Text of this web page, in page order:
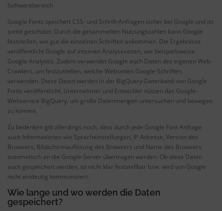
Softwarebereich.
Google Fonts speichert CSS- und Schrift-Anfragen sicher bei Google und ist
somit geschützt. Durch die gesammelten Nutzungszahlen kann Google
feststellen, wie gut die einzelnen Schriften ankommen. Die Ergebnisse
veröffentlicht Google auf internen Analyseseiten, wie beispielsweise
Google Analytics. Zudem verwendet Google auch Daten des eigenen Web-
Crawlers, um festzustellen, welche Webseiten Google-Schriften
verwenden. Diese Daten werden in der BigQuery-Datenbank von Google
Fonts veröffentlicht. Unternehmer und Entwickler nützen das Google-
Webservice BigQuery, um große Datenmengen untersuchen und bewegen
zu können.
Zu bedenken gilt allerdings noch, dass durch jede Google Font Anfrage
auch Informationen wie Spracheinstellungen, IP-Adresse, Version des
Browsers, Bildschirmauflösung des Browsers und Name des Browsers
automatisch an die Google-Server übertragen werden. Ob diese Daten
auch gespeichert werden, ist nicht klar feststellbar bzw. wird von Google
nicht eindeutig kommuniziert.
Wie lange und wo werden die Daten
gespeichert?